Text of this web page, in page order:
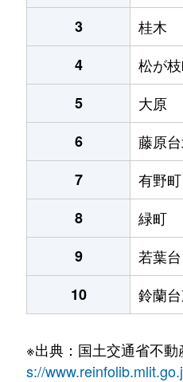
3
桂木
4
松が
5
大原
6
藤原
7
有野町
8
緑町
9
若葉台
10
鈴蘭
※出典：国土交通省不
s://